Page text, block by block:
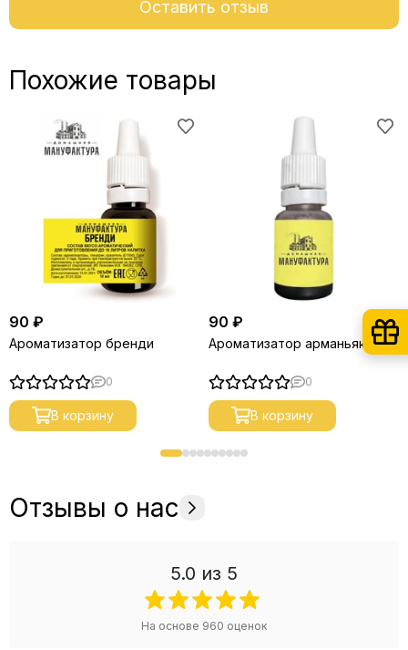
Оставить отзыв
Похожие товары
90 ₽
Ароматизатор бренди
0
В корзину
90 ₽
Ароматизатор арманьяк
0
В корзину
Отзывы о нас
5.0 из 5
На основе 960 оценок